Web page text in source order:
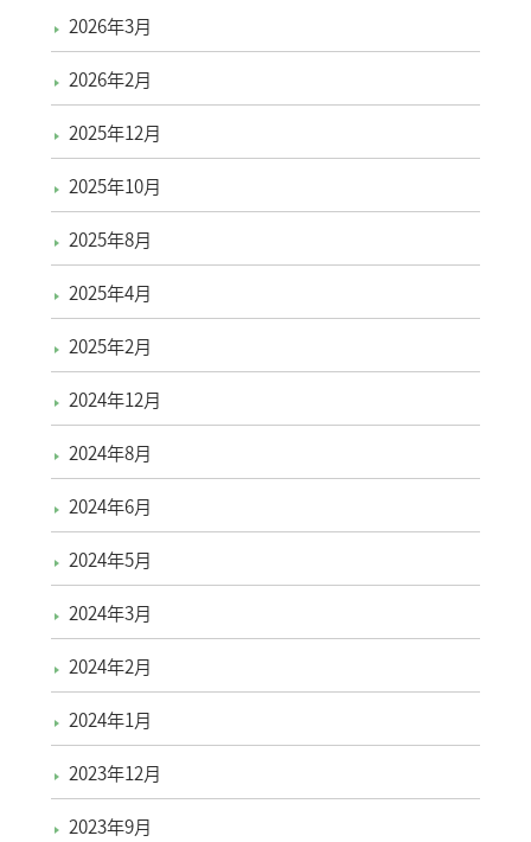
2026年3月
2026年2月
2025年12月
2025年10月
2025年8月
2025年4月
2025年2月
2024年12月
2024年8月
2024年6月
2024年5月
2024年3月
2024年2月
2024年1月
2023年12月
2023年9月